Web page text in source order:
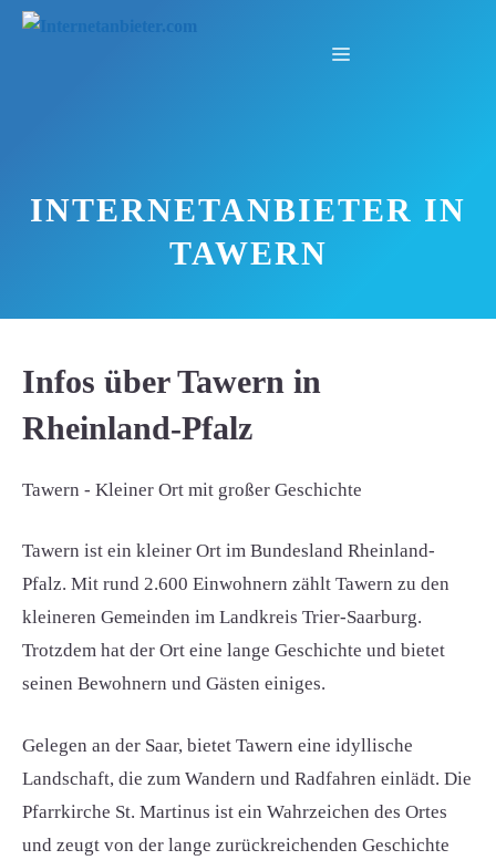
Zum
Menü
INTERNETANBIETER IN
TAWERN
Infos über Tawern in
Rheinland-Pfalz
Tawern - Kleiner Ort mit großer Geschichte
Tawern ist ein kleiner Ort im Bundesland Rheinland-
Pfalz. Mit rund 2.600 Einwohnern zählt Tawern zu den
kleineren Gemeinden im Landkreis Trier-Saarburg.
Trotzdem hat der Ort eine lange Geschichte und bietet
seinen Bewohnern und Gästen einiges.
Gelegen an der Saar, bietet Tawern eine idyllische
Landschaft, die zum Wandern und Radfahren einlädt. Die
Pfarrkirche St. Martinus ist ein Wahrzeichen des Ortes
und zeugt von der lange zurückreichenden Geschichte